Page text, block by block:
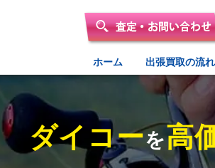
ホーム 出張買取の流れ
ダイコーを高